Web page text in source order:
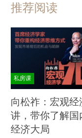
推荐阅读
私房课
向松祚：宏观经
讲，带你了解国
经济大局